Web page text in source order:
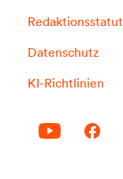
Redaktionsstatut
Datenschutz
KI-Richtlinien